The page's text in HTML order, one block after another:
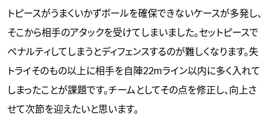
トピースがうまくいかずボールを確保できないケースが多発し、
そこから相手のアタックを受けてしまいました。セットピースで
ペナルティしてしまうとディフェンスするのが難しくなります。失
トライそのもの以上に相手を自陣22mライン以内に多く入れて
しまったことが課題です。チームとしてその点を修正し、向上さ
せて次節を迎えたいと思います。